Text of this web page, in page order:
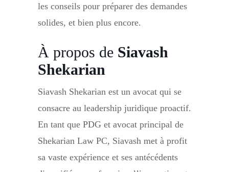
les conseils pour préparer des demandes
solides, et bien plus encore.
À propos de Siavash
Shekarian
Siavash Shekarian est un avocat qui se
consacre au leadership juridique proactif.
En tant que PDG et avocat principal de
Shekarian Law PC, Siavash met à profit
sa vaste expérience et ses antécédents